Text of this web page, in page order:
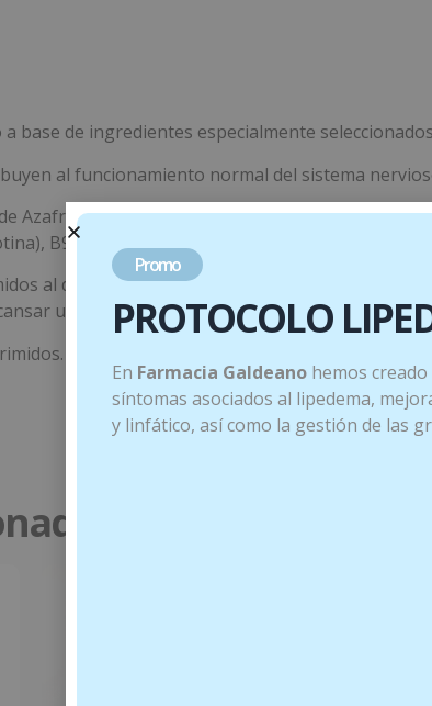
base de ingredientes especialmente
al funcionamiento normal del sistema
Azafrán, extracto de Rodiola, Triptófano, Cromo,
B9 (Ácido fólico), B12 (Cianocobalamina).
al día, 1 antes o después del desayuno y otro
un mes y repetir en caso necesario.
Promo
PROTOCOLO
En Farmacia Galdeano hemos
síntomas asociados al lipedema,
y linfático, así como la gestión de las